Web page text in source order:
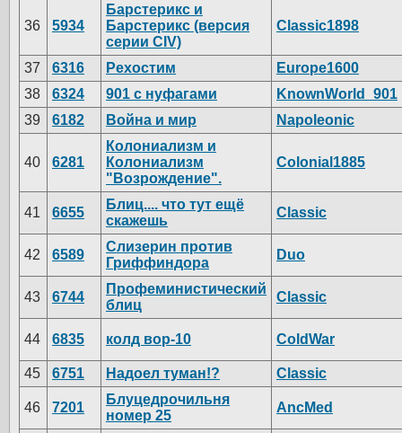
36 5934
Барстерикс и
Барстерикс (версия
серии CIV)
Classic1898
37 6316 Рехостим
Europe1600
38
6324 901 с нуфагами
KnownWorld_901
39
6182 Война и мир Napoleonic
40 6281
Колониализм и
Колониализм
"Возрождение".
Colonial1885
41 6655
Блиц.... что тут ещё
скажешь
Classic
42 6589
Слизерин против
Гриффиндора
Duo
43 6744
Профеминистический
блиц
Classic
44 6835 колд вор-10 ColdWar
45 6751 Надоел туман!? Classic
46 7201
Блуцедрочильня
номер 25
AncMed